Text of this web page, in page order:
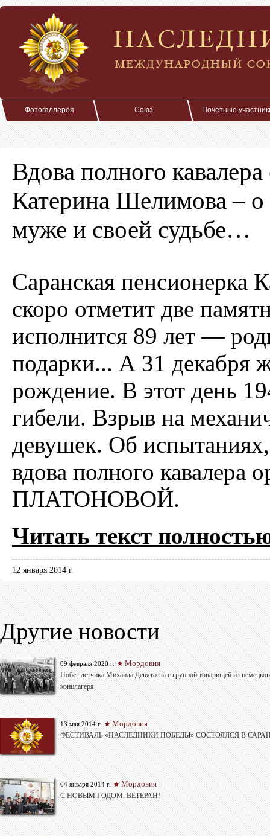
Фотогаллерея Союз Почетные
Вдова полного
Катерина Шелимова –
муже и своей судьбе…
Cаранская пенсионерка
скоро отметит две
исполнится 89 лет —
подарки... А 31 декабря
рождение. В этот день
гибели. Взрыв на
девушек. Об
вдова полного кавалера
ПЛАТОНОВОЙ.
Читать текст
12 января 2014 г.
Другие новости
09 февраля 2020 г. Мордовия
Побег летчика Михаила Девятаева с группой товарищей из
концлагеря
13 мая 2014 г. Мордовия
ФЕСТИВАЛЬ «НАСЛЕДНИКИ ПОБЕДЫ» СОСТОЯЛСЯ В
04 января 2014 г. Мордовия
С НОВЫМ ГОДОМ, ВЕТЕРАН!